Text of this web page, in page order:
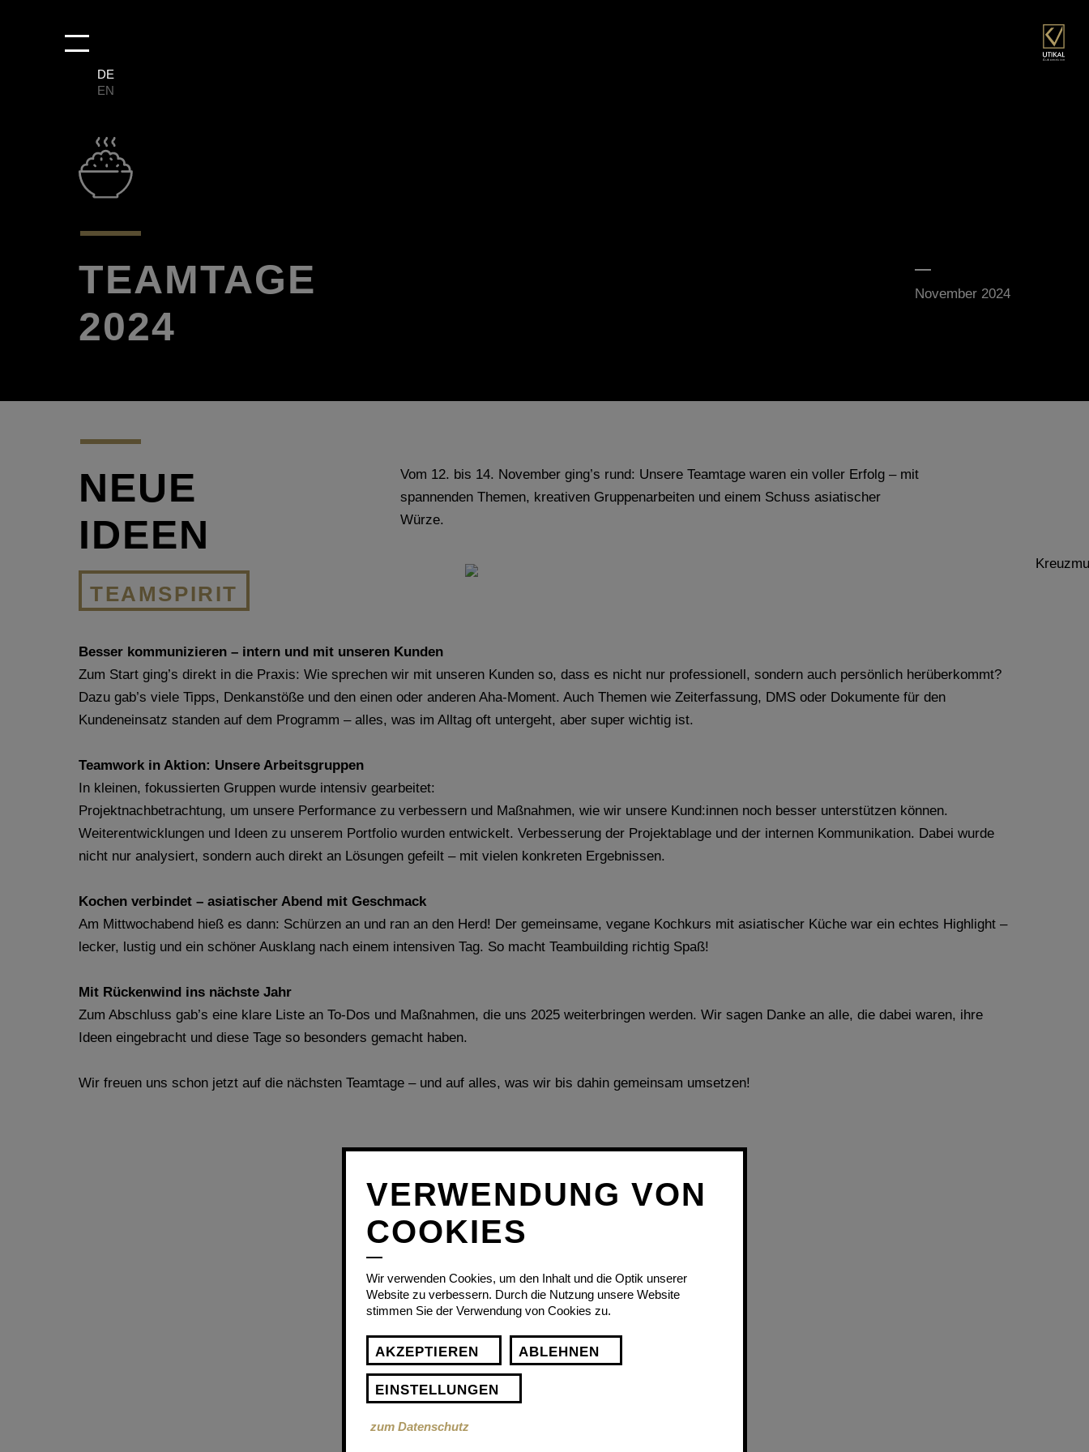
TEAMTAGE
2024
November 2024
NEUE
IDEEN
TEAMSPIRIT
Vom 12. bis 14. November ging’s rund: Unsere Teamtage waren ein voller Erfolg – mit
spannenden Themen, kreativen Gruppenarbeiten und einem Schuss asiatischer
Würze.
Besser kommunizieren – intern und mit unseren Kunden
Zum Start ging’s direkt in die Praxis: Wie sprechen wir mit unseren Kunden so, dass es nicht nur professionell, sondern auch persönlich herüberkommt?
Dazu gab’s viele Tipps, Denkanstöße und den einen oder anderen Aha-Moment. Auch Themen wie Zeiterfassung, DMS oder Dokumente für den
Kundeneinsatz standen auf dem Programm – alles, was im Alltag oft untergeht, aber super wichtig ist.
Teamwork in Aktion: Unsere Arbeitsgruppen
In kleinen, fokussierten Gruppen wurde intensiv gearbeitet:
Projektnachbetrachtung, um unsere Performance zu verbessern und Maßnahmen, wie wir unsere Kund:innen noch besser unterstützen können.
Weiterentwicklungen und Ideen zu unserem Portfolio wurden entwickelt. Verbesserung der Projektablage und der internen Kommunikation. Dabei wurde
nicht nur analysiert, sondern auch direkt an Lösungen gefeilt – mit vielen konkreten Ergebnissen.
Kochen verbindet – asiatischer Abend mit Geschmack
Am Mittwochabend hieß es dann: Schürzen an und ran an den Herd! Der gemeinsame, vegane Kochkurs mit asiatischer Küche war ein echtes Highlight –
lecker, lustig und ein schöner Ausklang nach einem intensiven Tag. So macht Teambuilding richtig Spaß!
Mit Rückenwind ins nächste Jahr
Zum Abschluss gab’s eine klare Liste an To-Dos und Maßnahmen, die uns 2025 weiterbringen werden. Wir sagen Danke an alle, die dabei waren, ihre
Ideen eingebracht und diese Tage so besonders gemacht haben.
Wir freuen uns schon jetzt auf die nächsten Teamtage – und auf alles, was wir bis dahin gemeinsam umsetzen!
VERWENDUNG VON
COOKIES
Wir verwenden Cookies, um den Inhalt und die Optik unserer
Website zu verbessern. Durch die Nutzung unsere Website
stimmen Sie der Verwendung von Cookies zu.
AKZEPTIEREN ABLEHNEN
EINSTELLUNGEN
zum Datenschutz
DE
EN